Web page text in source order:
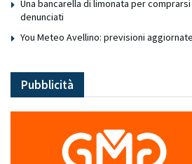
Una bancarella di limonata per
denunciati
You Meteo Avellino: previsioni
Pubblicità